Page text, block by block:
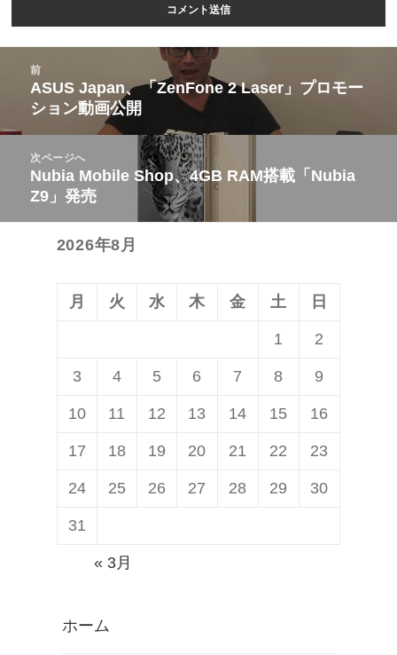
ビ
前
前
の
投
稿:
ASUS Japan、「ZenFone 2 Laser」プロモー
ション動画公開
次ページへ
次
の
投
Nubia Mobile Shop、4GB RAM搭載「Nubia
Z9」発売
2026年8月
月 火 水 木 金 土 日
1 2
3 4 5 6 7 8 9
10 11 12 13 14 15 16
17 18 19 20 21 22 23
24 25 26 27 28 29 30
31
« 3月
ホーム